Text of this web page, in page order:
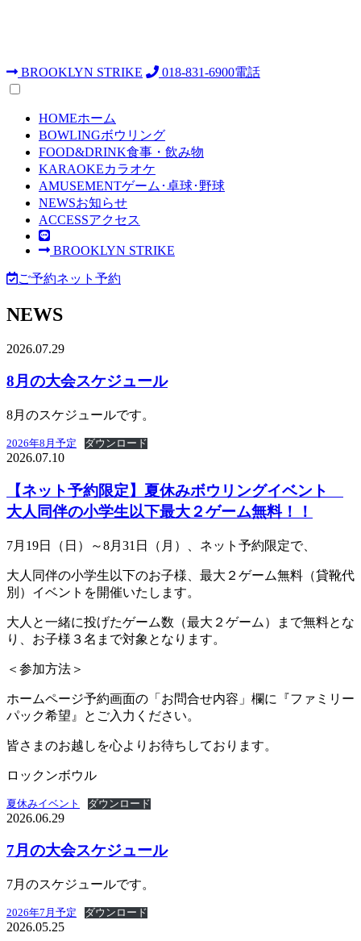
BROOKLYN STRIKE 018-831-6900電話
HOMEホーム
BOWLINGボウリング
FOOD&DRINK食事・飲み物
KARAOKEカラオケ
AMUSEMENTゲーム･卓球･野球
NEWSお知らせ
ACCESSアクセス
BROOKLYN STRIKE
ご予約ネット予約
NEWS
2026.07.29
8月の大会スケジュール
8月のスケジュールです。
2026年8月予定 ダウンロード
2026.07.10
【ネット予約限定】夏休みボウリングイベント
大人同伴の小学生以下最大２ゲーム無料！！
7月19日（日）～8月31日（月）、ネット予約限定で、
大人同伴の小学生以下のお子様、最大２ゲーム無料（貸靴代
別）イベントを開催いたします。
大人と一緒に投げたゲーム数（最大２ゲーム）まで無料とな
り、お子様３名まで対象となります。
＜参加方法＞
ホームページ予約画面の「お問合せ内容」欄に『ファミリー
パック希望』とご入力ください。
皆さまのお越しを心よりお待ちしております。
ロックンボウル
夏休みイベント ダウンロード
2026.06.29
7月の大会スケジュール
7月のスケジュールです。
2026年7月予定 ダウンロード
2026.05.25